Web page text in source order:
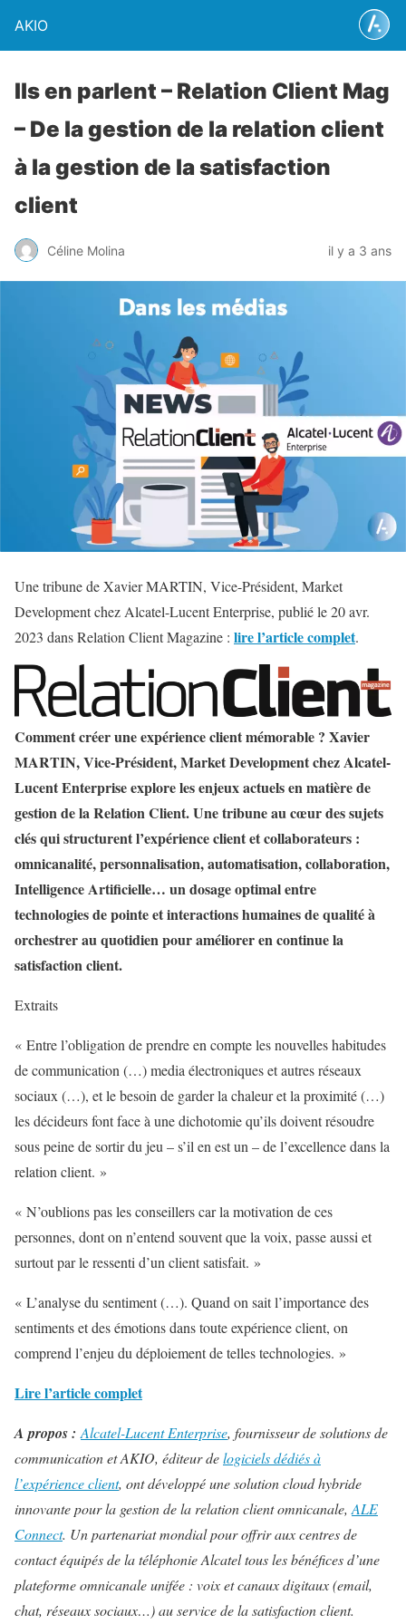
AKIO
Ils en parlent – Relation Client Mag
– De la gestion de la relation client
à la gestion de la satisfaction
client
Céline Molina il y a 3 ans
Une tribune de Xavier MARTIN, Vice-Président, Market
Development chez Alcatel-Lucent Enterprise, publié le20 avr.
2023 dans Relation Client Magazine : lire l’article complet.
Comment créer une expérience client mémorable ? Xavier
MARTIN, Vice-Président, Market Development chez Alcatel-
Lucent Enterprise explore les enjeux actuels en matière de
gestion de la Relation Client. Une tribune au cœur des sujets
clés qui structurent l’expérience client et collaborateurs :
omnicanalité, personnalisation, automatisation, collaboration,
Intelligence Artificielle… un dosage optimal entre
technologies de pointe et interactions humaines de qualité à
orchestrer au quotidien pour améliorer en continue la
satisfaction client.
Extraits
« Entre l’obligation de prendre en compte les nouvelles habitudes
de communication (…) media électroniques et autres réseaux
sociaux (…), et le besoin de garder la chaleur et la proximité (…)
les décideurs font face à une dichotomie qu’ils doivent résoudre
sous peine de sortir du jeu – s’il en est un – de l’excellence dans la
relation client. »
« N’oublions pas les conseillers car la motivation de ces
personnes, dont on n’entend souvent que la voix, passe aussi et
surtout par le ressenti d’un client satisfait. »
« L’analyse du sentiment (…). Quand on sait l’importance des
sentiments et des émotions dans toute expérience client, on
comprend l’enjeu du déploiement de telles technologies. »
Lire l’article complet
A propos : Alcatel-Lucent Enterprise, fournisseur de solutions de
communication et AKIO, éditeur delogiciels dédiés à
l’expérience client, ont développé une solution cloud hybride
innovante pour la gestion de la relation client omnicanale, ALE
Connect. Un partenariat mondial pour offrir aux centres de
contact équipés de la téléphonie Alcatel tous les bénéfices d’une
plateforme omnicanale unifée : voix et canaux digitaux (email,
chat, réseaux sociaux…) au service de la satisfaction client.